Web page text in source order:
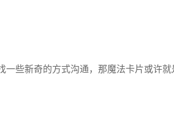
一些新奇的方式沟通，那魔法卡片或许